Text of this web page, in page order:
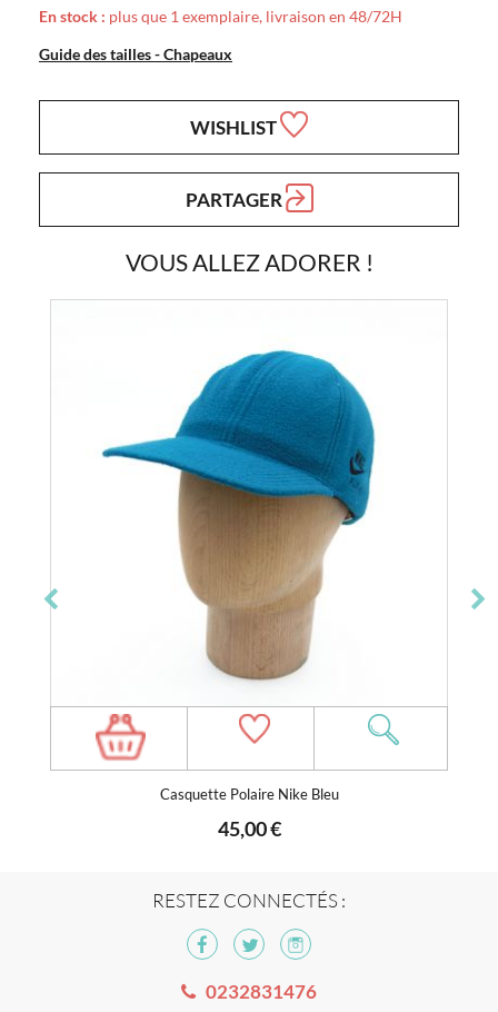
En stock : plus que 1 exemplaire, livraison en 48/72H
Guide des tailles - Chapeaux
WISHLIST
PARTAGER
VOUS ALLEZ ADORER !
Casquette Polaire Nike Bleu
45,00 €
RESTEZ CONNECTÉS :
0232831476